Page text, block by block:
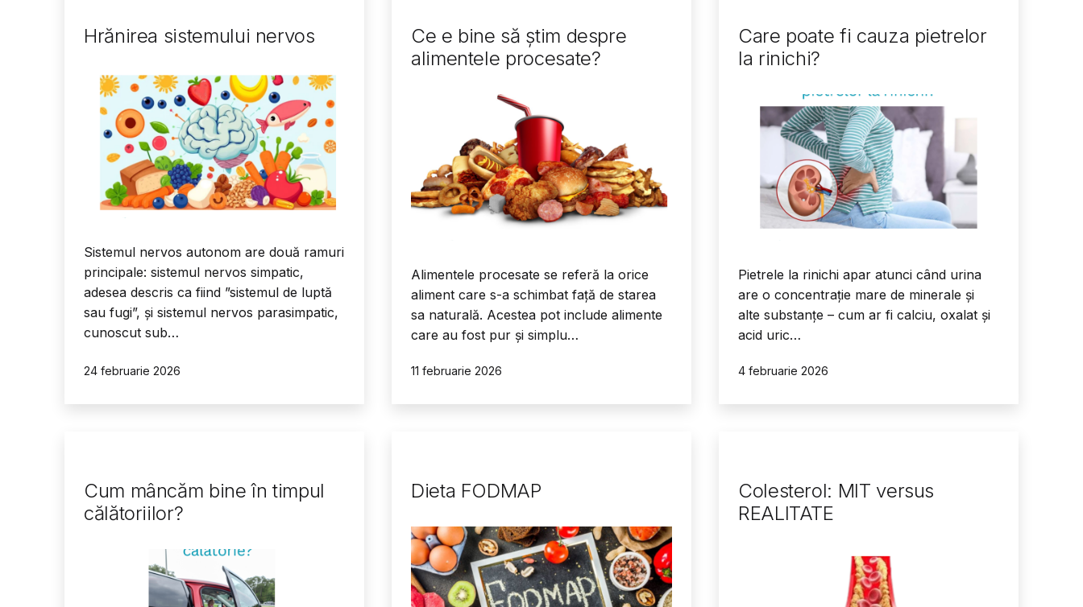
Hrănirea sistemului nervos
Sistemul nervos autonom are două ramuri
principale: sistemul nervos simpatic,
adesea descris ca fiind ”sistemul de luptă
sau fugi”, și sistemul nervos parasimpatic,
cunoscut sub…
Publicat
24 februarie 2026
Ce e bine să știm despre
alimentele procesate?
Alimentele procesate se referă la orice
aliment care s-a schimbat față de starea
sa naturală. Acestea pot include alimente
care au fost pur și simplu…
Publicat
11 februarie 2026
Care poate fi cauza pietrelor
la rinichi?
Pietrele la rinichi apar atunci când urina
are o concentrație mare de minerale și
alte substanțe – cum ar fi calciu, oxalat și
acid uric…
Publicat
4 februarie 2026
Cum mâncăm bine în timpul
călătoriilor?
Dieta FODMAP
Colesterol: MIT versus
REALITATE